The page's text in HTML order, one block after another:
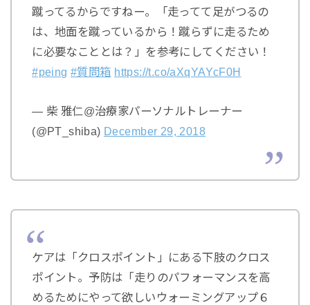
蹴ってるからですねー。「走ってて足がつるの
は、地面を蹴っているから！蹴らずに走るため
に必要なこととは？」を参考にしてください！
#peing #質問箱 https://t.co/aXqYAYcF0H
— 柴 雅仁@治療家パーソナルトレーナー
(@PT_shiba) December 29, 2018
ケアは「クロスポイント」にある下肢のクロス
ポイント。予防は「走りのパフォーマンスを高
めるためにやって欲しいウォーミングアップ６